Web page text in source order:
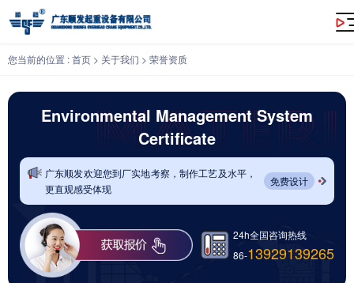
Environmental Management System Certificate
您当前的位置 :首页 > 关于我们 > 荣誉资质
Environmental Management System
Certificate
广东顺发欢迎您到厂实地考察，制作工艺及水平，
更直观感受体现
免费设计
24h全国咨询热线
86-13929139265